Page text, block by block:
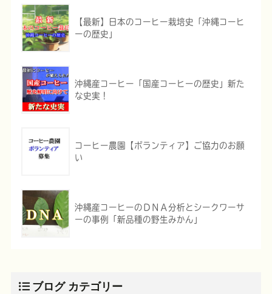
【最新】日本のコーヒー栽培史「沖縄コーヒ
ーの歴史」
沖縄産コーヒー「国産コーヒーの歴史」新た
な史実！
コーヒー農園【ボランティア】ご協力のお願
い
沖縄産コーヒーのＤＮＡ分析とシークワーサ
ーの事例「新品種の野生みかん」
ブログ カテゴリー